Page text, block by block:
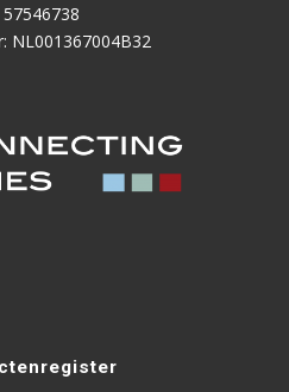
57546738
NL001367004B32